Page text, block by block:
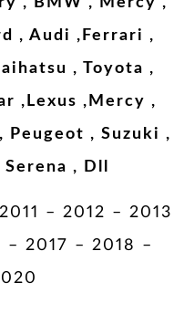
, Audi ,Ferrari ,
, Toyota ,
,Lexus ,Mercy ,
Peugeot , Suzuki ,
, Dll
– 2012 – 2013
– 2017 – 2018 –